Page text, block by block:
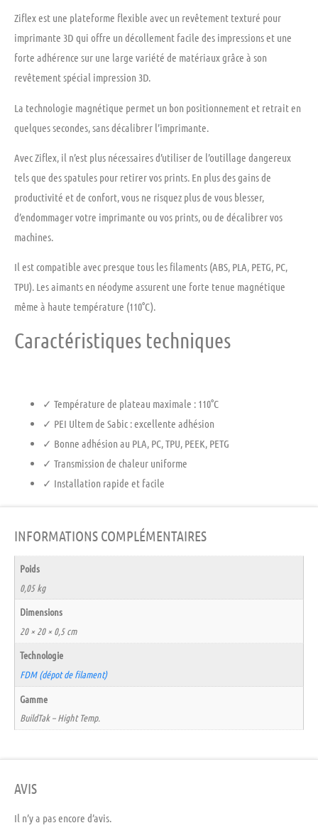
Ziflex est une plateforme flexible avec un revêtement texturé pour
imprimante 3D qui offre un décollement facile des impressionset une
forte adhérence sur une large variété de matériauxgrâce à son
revêtement spécial impression 3D.
La technologie magnétique permet un bon positionnement et retrait en
quelques secondes, sans décalibrer l’imprimante.
Avec Ziflex, il n’est plus nécessaires d’utiliser de l’outillage dangereux
tels que des spatules pour retirer vos prints. En plus desgains de
productivité et de confort, vous ne risquez plus de vous blesser,
d’endommager votre imprimante ou vos prints, ou de décalibrer vos
machines.
Il est compatible avec presque tous les filaments (ABS, PLA, PETG, PC,
TPU). Les aimants en néodyme assurent une forte tenue magnétique
même à haute température (110°C).
Caractéristiques techniques
✓ Température de plateau maximale : 110°C
✓ PEI Ultem de Sabic : excellente adhésion
✓ Bonne adhésion au PLA, PC, TPU, PEEK, PETG
✓ Transmission de chaleur uniforme
✓ Installation rapide et facile
INFORMATIONS COMPLÉMENTAIRES
Poids
0,05 kg
Dimensions
20 × 20 × 0,5 cm
Technologie
FDM (dépot de filament)
Gamme
BuildTak – Hight Temp.
AVIS
Il n’y a pas encore d’avis.